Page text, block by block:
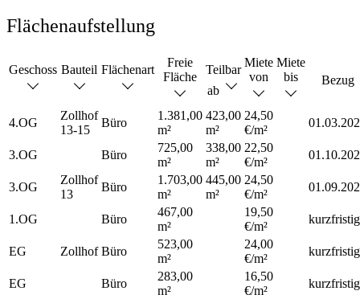
Flächenaufstellung
Geschoss Bauteil Flächenart
Freie
Fläche
Teilbar
ab
Miete
von
Miete
bis
Bezug
4.OG
Zollhof
13-15
Büro
1.381,00
m²
423,00
m²
24,50
€/m²
3.OG Büro
725,00
m²
338,00
m²
22,50
€/m²
3.OG
Zollhof
13
Büro
1.703,00
m²
445,00
m²
24,50
€/m²
1.OG Büro
467,00
m²
19,50
€/m²
kurzfristig
EG Zollhof Büro
523,00
m²
24,00
€/m²
kurzfristig
EG Büro
283,00
m²
16,50
€/m²
kurzfristig